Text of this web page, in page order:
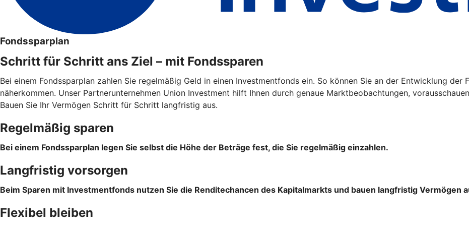
Fondssparplan
Schritt für Schritt ans Ziel – mit Fondssparen
Bei einem Fondssparplan zahlen Sie regelmäßig Geld in einen Investmentfonds ein. So können Sie an der Entwicklung der
näherkommen. Unser Partnerunternehmen Union Investment hilft Ihnen durch genaue Marktbeobachtungen,
Bauen Sie Ihr Vermögen Schritt für Schritt langfristig aus.
Regelmäßig sparen
Bei einem Fondssparplan legen Sie selbst die Höhe der Beträge fest, die Sie regelmäßig einzahlen.
Langfristig vorsorgen
Beim Sparen mit Investmentfonds nutzen Sie die Renditechancen des Kapitalmarkts und bauen langfristig Vermögen
Flexibel bleiben